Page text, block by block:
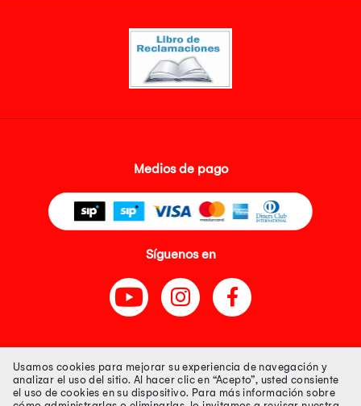
Medios de pago
Síguenos en
Tienda 100% Segura
Tiendas Peruanas S.A. R.U.C. Nº 20493020618. Todos los derechos
Usamos cookies para mejorar su experiencia de navegación y
analizar el uso del sitio. Al hacer clic en “Acepto”, usted consiente
el uso de cookies en su dispositivo. Para más información sobre